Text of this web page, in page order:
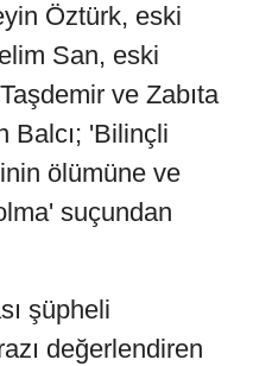
Öztürk, eski
San, eski
ve Zabıta
Balcı; 'Bilinçli
ölümüne ve
suçundan
şüpheli
değerlendiren